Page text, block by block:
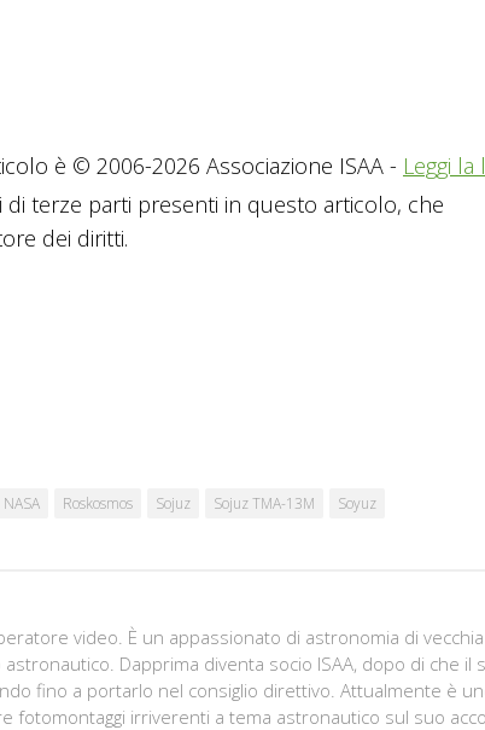
è © 2006-2026 Associazione ISAA - Leggi la
terze parti presenti in questo articolo, che
dei diritti.
NASA Roskosmos Sojuz Sojuz TMA-13M Soyuz
video. È un appassionato di astronomia di
Dapprima diventa socio ISAA, dopo di che il
fino a portarlo nel consiglio direttivo. Attualmente è
fotomontaggi irriverenti a tema astronautico sul suo